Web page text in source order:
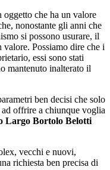
oggetto che ha un valore
nonostante gli anni che
si possono usurare, il
valore. Possiamo dire che i
essi sono stati
mantenuto inalterato il
ben decisi che solo
offrire a chiunque voglia
Largo Bortolo Belotti
vecchi e nuovi,
richiesta ben precisa di